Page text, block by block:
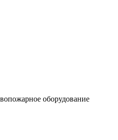
оборудование